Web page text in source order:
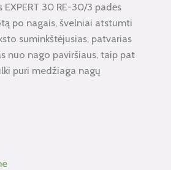
EXPERT 30 RE-30/3 padės
po nagais, švelniai atstumti
suminkštėjusias, patvarias
nuo nago paviršiaus, taip pat
puri medžiaga nagų